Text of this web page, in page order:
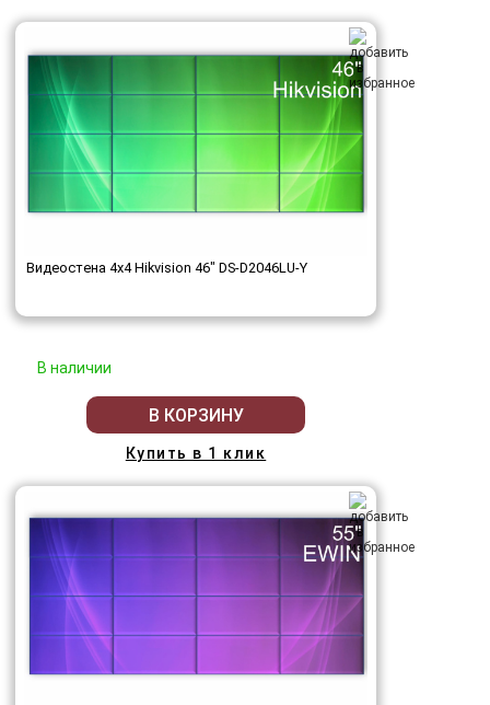
Видеостена 4x4 Hikvision 46" DS-D2046LU-Y
В наличии
В КОРЗИНУ
Купить в 1 клик